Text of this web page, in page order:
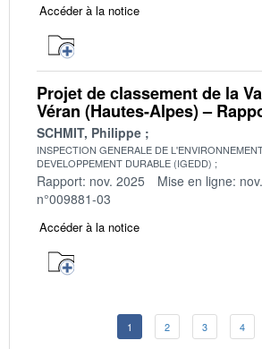
Accéder à la notice
Projet de classement de la
Véran (Hautes-Alpes) –
SCHMIT, Philippe
INSPECTION GENERALE DE
DEVELOPPEMENT DURABLE (IGEDD)
Rapport: nov. 2025 Mise en ligne:
n°009881-03
Accéder à la notice
1 2 3 4